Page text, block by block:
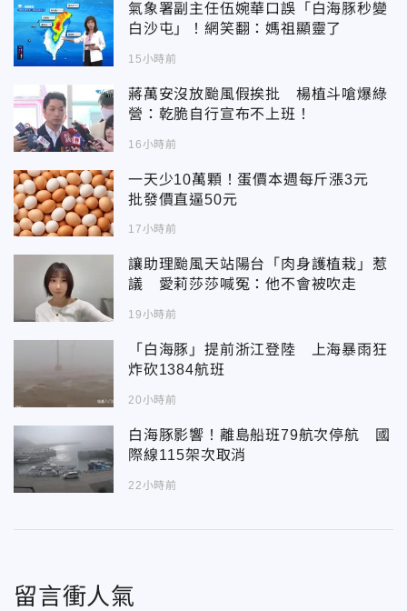
氣象署副主任伍婉華口誤「白海豚秒變
白沙屯」！網笑翻：媽祖顯靈了
15小時前
蔣萬安沒放颱風假挨批 楊植斗嗆爆綠
營：乾脆自行宣布不上班！
16小時前
一天少10萬顆！蛋價本週每斤漲3元
批發價直逼50元
17小時前
讓助理颱風天站陽台「肉身護植栽」惹
議 愛莉莎莎喊冤：他不會被吹走
19小時前
「白海豚」提前浙江登陸 上海暴雨狂
炸砍1384航班
20小時前
白海豚影響！離島船班79航次停航 國
際線115架次取消
22小時前
留言衝人氣